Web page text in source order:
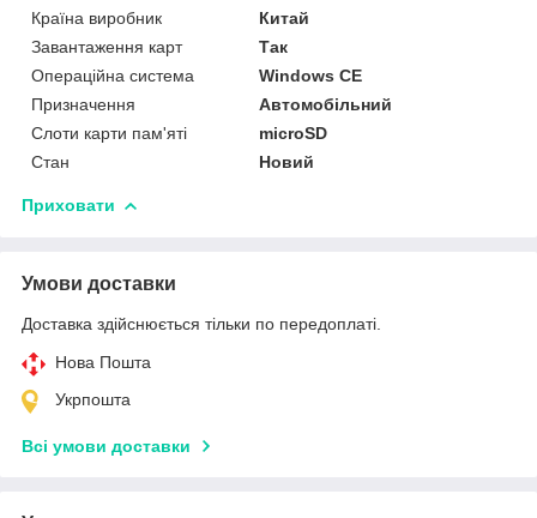
Країна виробник
Китай
Завантаження карт
Так
Операційна система
Windows CE
Призначення
Автомобільний
Слоти карти пам'яті
microSD
Стан
Новий
Приховати
Умови доставки
Доставка здійснюється тільки по передоплаті.
Нова Пошта
Укрпошта
Всі умови доставки